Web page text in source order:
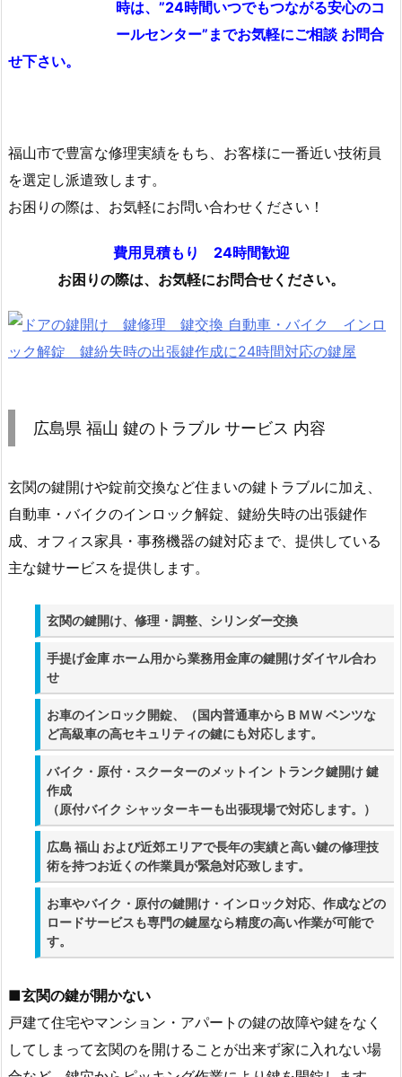
か
で
対
応
福
山
ト
ル
サ
ー
ビ
内
2.
1.
ま
い
の
鍵
と
錠
前
交
換
広
島
福
山
時は、”24時間いつでもつながる安心のコ
ールセンター”までお気軽にご相談 お問合
せ下さい。
福山市で豊富な修理実績をもち、お客様に一番近い技術員
を選定し派遣致します。
お困りの際は、お気軽にお問い合わせください！
費用見積もり 24時間歓迎
お困りの際は、お気軽にお問合せください。
広島県 福山 鍵のトラブル サービス 内容
玄関の鍵開けや錠前交換など住まいの鍵トラブルに加え、
自動車・バイクのインロック解錠、鍵紛失時の出張鍵作
成、オフィス家具・事務機器の鍵対応まで、提供している
主な鍵サービスを提供します。
玄関の鍵開け、修理・調整、シリンダー交換
手提げ金庫 ホーム用から業務用金庫の鍵開けダイヤル合わ
せ
お車のインロック開錠、（国内普通車からＢＭＷ ベンツな
ど高級車の高セキュリティの鍵にも対応します。
バイク・原付・スクーターのメットイン トランク鍵開け 鍵
作成
（原付バイク シャッターキーも出張現場で対応します。）
広島 福山 および近郊エリアで長年の実績と高い鍵の修理技
術を持つお近くの作業員が緊急対応致します。
お車やバイク・原付の鍵開け・インロック対応、作成などの
ロードサービスも専門の鍵屋なら精度の高い作業が可能で
す。
■玄関の鍵が開かない
戸建て住宅やマンション・アパートの鍵の故障や鍵をなく
してしまって玄関のを開けることが出来ず家に入れない場